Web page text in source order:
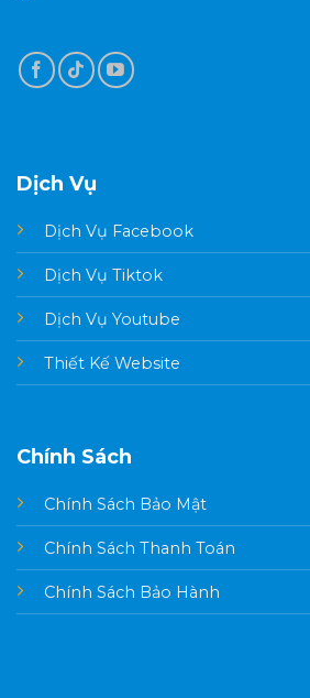
Dịch Vụ
Dịch Vụ Facebook
Dịch Vụ Tiktok
Dịch Vụ Youtube
Thiết Kế Website
Chính Sách
Chính Sách Bảo Mật
Chính Sách Thanh Toán
Chính Sách Bảo Hành